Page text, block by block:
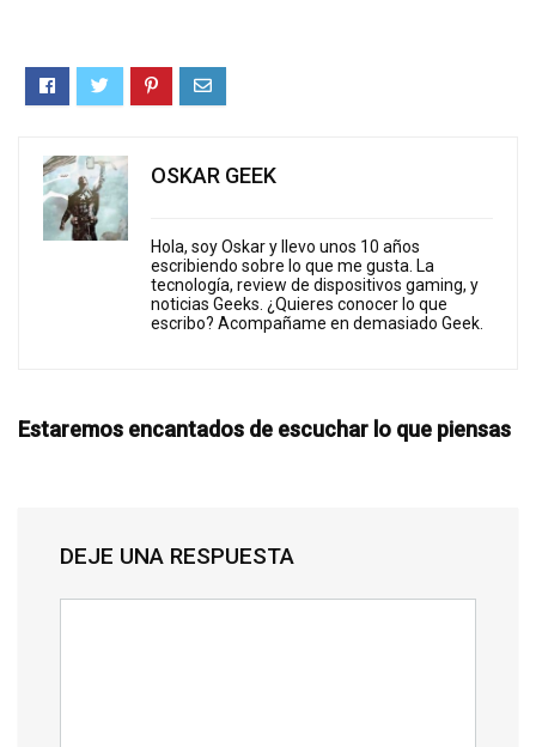
OSKAR GEEK
Hola, soy Oskar y llevo unos 10 años
escribiendo sobre lo que me gusta. La
tecnología, review de dispositivos gaming, y
noticias Geeks. ¿Quieres conocer lo que
escribo? Acompañame en demasiado Geek.
Estaremos encantados de escuchar lo que piensas
DEJE UNA RESPUESTA